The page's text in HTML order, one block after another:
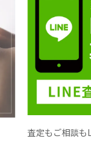
査定もご相談も